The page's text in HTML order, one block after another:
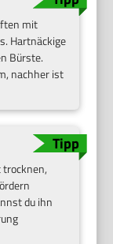
mit
Hartnäckige
Bürste.
nachher ist
trocknen,
du ihn